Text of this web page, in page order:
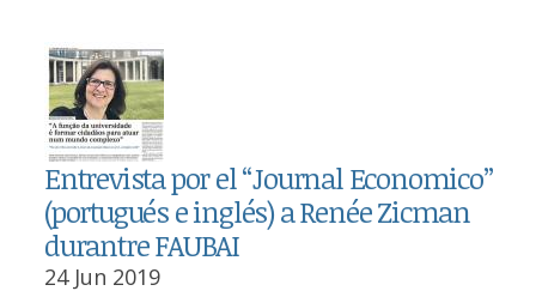
Entrevista por el “Journal Economico”
(portugués e inglés) a Renée Zicman
durantre FAUBAI
24 Jun 2019